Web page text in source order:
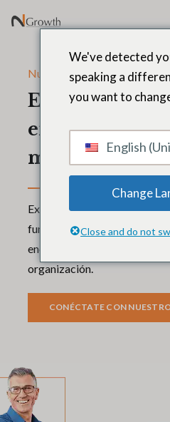
Nuestra experiencia
Experiencia
en liderazgo
mercados
Explore nuestra experiencia
función empresarial, sector
encontrar la información más
organización.
CONÉCTATE CON
We've detected
speaking a
you want to
English
Change
Close and do not